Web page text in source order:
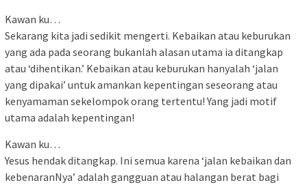
Kawan ku…
Sekarang kita jadi sedikit mengerti. Kebaikan atau keburukan
yang ada pada seorang bukanlah alasan utama ia ditangkap
atau ‘dihentikan.’ Kebaikan atau keburukan hanyalah ‘jalan
yang dipakai’ untuk amankan kepentingan seseorang atau
kenyamaman sekelompok orang tertentu! Yang jadi motif
utama adalah kepentingan!
Kawan ku…
Yesus hendak ditangkap. Ini semua karena ‘jalan kebaikan dan
kebenaranNya’ adalah gangguan atau halangan berat bagi